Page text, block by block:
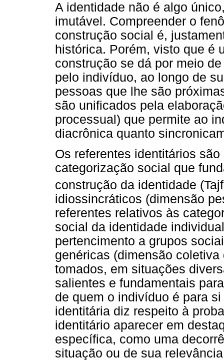
A identidade não é algo
imutável. Compreender o
construção social é,
histórica. Porém, visto que é
construção se dá por meio
pelo indivíduo, ao longo de
pessoas que lhe são
são unificados pela
processual) que permite ao
diacrônica quanto
Os referentes identitários
categorização social que
construção da identidade
idiossincráticos (dimensão
referentes relativos às
social da identidade
pertencimento a grupos
genéricas (dimensão
tomados, em situações
salientes e fundamentais
de quem o indivíduo é para
identitária diz respeito à
identitário aparecer em
específica, como uma
situação ou de sua